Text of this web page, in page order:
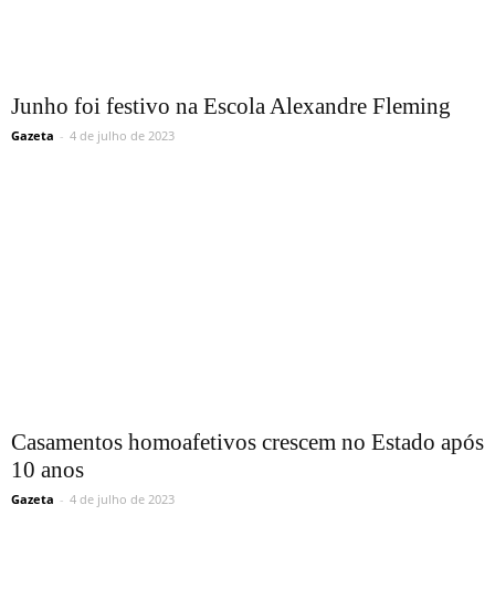
Junho foi festivo na Escola Alexandre Fleming
Gazeta - 4 de julho de 2023
Casamentos homoafetivos crescem no Estado após
10 anos
Gazeta - 4 de julho de 2023